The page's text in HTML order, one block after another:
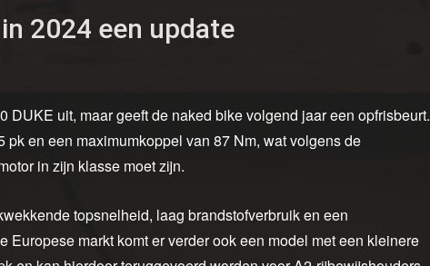
2024 een update
DUKE uit, maar geeft de naked bike volgend jaar een opfrisbeurt.
en een maximumkoppel van 87 Nm, wat volgens de
in zijn klasse moet zijn.
topsnelheid, laag brandstofverbruik en een
Europese markt komt er verder ook een model met een kleinere